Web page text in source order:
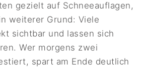
gezielt auf Schneeauflagen,
weiterer Grund: Viele
sichtbar und lassen sich
Wer morgens zwei
spart am Ende deutlich